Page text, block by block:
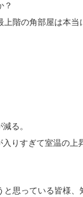
？
上階の角部屋は本当
る。
りすぎて室温の上
と思っている皆様、